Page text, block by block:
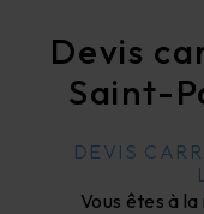
Devis
Saint-
DEVIS
Vous êtes à